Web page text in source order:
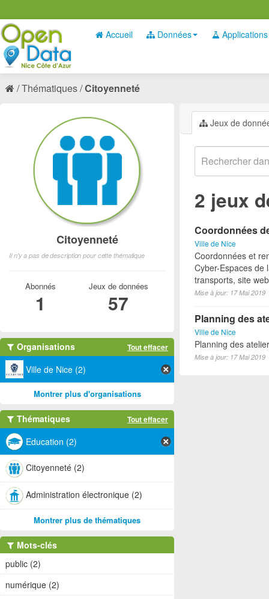
Accueil Données Applications
Thématiques Citoyenneté
Jeux de
2 jeux
Coordonnées
Ville de Nice
Coordonnées et
Cyber-Espaces de
transports, site
Mise à jour: 17 Mai 2019
Planning des
Ville de Nice
Planning des
Mise à jour: 17 Mai 2019
Citoyenneté
Il n'y a pas de description pour cette thématique
Abonnés
1
Jeux de données
57
Organisations Tout effacer
Ville de Nice (2)
Montrer plus d'organisations
Thématiques Tout effacer
Education (2)
Citoyenneté (2)
Administration électronique (2)
Montrer plus de thématiques
Mots-clés
public (2)
numérique (2)